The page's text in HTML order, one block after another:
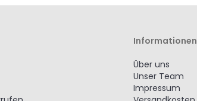
Informationen
Über uns
Unser Team
Impressum